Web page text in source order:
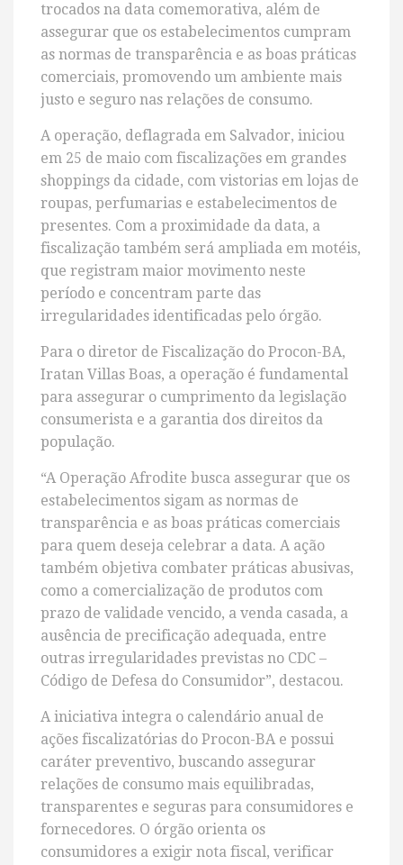
trocados na data comemorativa, além de
assegurar que os estabelecimentos cumpram
as normas de transparência e as boas práticas
comerciais, promovendo um ambiente mais
justo e seguro nas relações de consumo.
A operação, deflagrada em Salvador, iniciou
em 25 de maio com fiscalizações em grandes
shoppings da cidade, com vistorias em lojas de
roupas, perfumarias e estabelecimentos de
presentes. Com a proximidade da data, a
fiscalização também será ampliada em motéis,
que registram maior movimento neste
período e concentram parte das
irregularidades identificadas pelo órgão.
Para o diretor de Fiscalização do Procon-BA,
Iratan Villas Boas, a operação é fundamental
para assegurar o cumprimento da legislação
consumerista e a garantia dos direitos da
população.
“A Operação Afrodite busca assegurar que os
estabelecimentos sigam as normas de
transparência e as boas práticas comerciais
para quem deseja celebrar a data. A ação
também objetiva combater práticas abusivas,
como a comercialização de produtos com
prazo de validade vencido, a venda casada, a
ausência de precificação adequada, entre
outras irregularidades previstas no CDC –
Código de Defesa do Consumidor”, destacou.
A iniciativa integra o calendário anual de
ações fiscalizatórias do Procon-BA e possui
caráter preventivo, buscando assegurar
relações de consumo mais equilibradas,
transparentes e seguras para consumidores e
fornecedores. O órgão orienta os
consumidores a exigir nota fiscal, verificar